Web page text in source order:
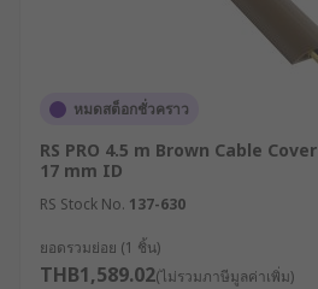
หมดสต็อกชั่วคราว
RS PRO 4.5 m Brown Cable
17 mm ID
RS Stock No. 137-630
ยอดรวมย่อย (1 ชิ้น)
THB1,589.02(ไม่รวมภาษีมูลค่าเพิ่ม)